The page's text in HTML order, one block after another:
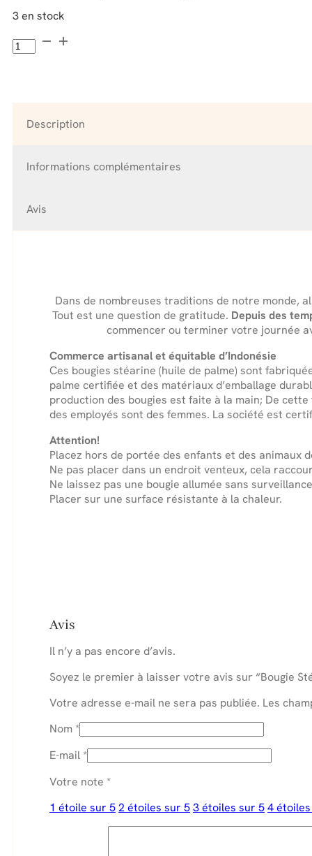
3 en stock
quantité
de
Parfum
Description
Informations complémentaires
Avis
Dans de nombreuses traditions de notre monde,
Tout est une question de gratitude. Depuis des
commencer ou terminer votre journée
Commerce artisanal et équitable d’Indonésie
Ces bougies stéarine (huile de palme) sont
palme certifiée et des matériaux d’emballage
production des bougies est faite à la main; De
des employés sont des femmes. La société est
Attention!
Placez hors de portée des enfants et des animaux
Ne pas placer dans un endroit venteux, cela
Ne laissez pas une bougie allumée sans
Placer sur une surface résistante à la chaleur.
Avis
Il n’y a pas encore d’avis.
Soyez le premier à laisser votre avis sur “Bougie
Votre adresse e-mail ne sera pas publiée. Les
Nom*
E-mail*
Votre note *
1 étoile sur 52 étoiles sur 53 étoiles sur 54